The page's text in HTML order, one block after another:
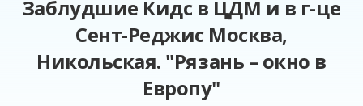
Заблудшие Кидс в ЦДМ и в г-це
Сент-Реджис Москва,
Никольская. "Рязань – окно в
Европу"